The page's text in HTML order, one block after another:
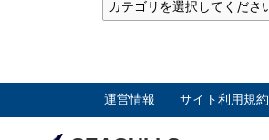
運営情報 サイト利用規約